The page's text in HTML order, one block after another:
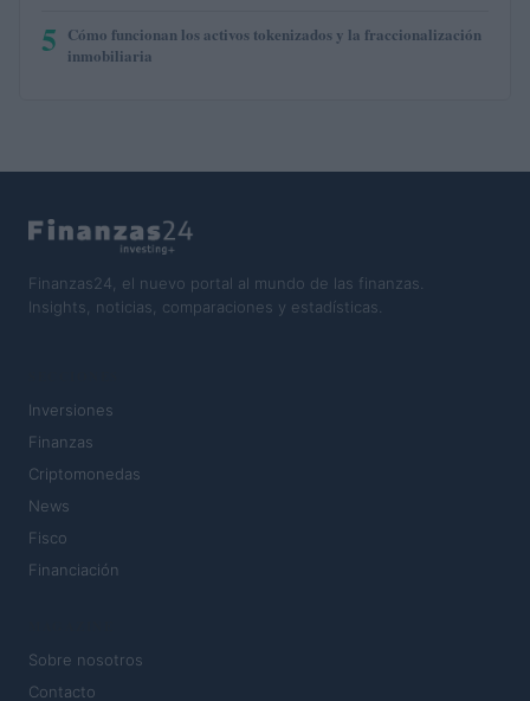
5 Cómo funcionan los activos tokenizados y la fraccionalización
inmobiliaria
Finanzas24, el nuevo portal al mundo de las finanzas.
Insights, noticias, comparaciones y estadísticas.
Inversiones
Finanzas
Criptomonedas
News
Fisco
Financiación
Sobre nosotros
Contacto